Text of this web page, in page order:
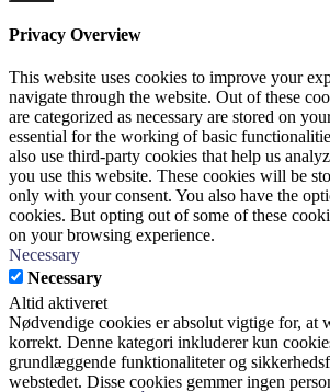
Privacy Overview
This website uses cookies to improve your
navigate through the website. Out of these
are categorized as necessary are stored on
essential for the working of basic
also use third-party cookies that help us
you use this website. These cookies will be
only with your consent. You also have the
cookies. But opting out of some of these
on your browsing experience.
Necessary
Necessary
Altid aktiveret
Nødvendige cookies er absolut vigtige for, at
korrekt. Denne kategori inkluderer kun
grundlæggende funktionaliteter og
webstedet. Disse cookies gemmer ingen